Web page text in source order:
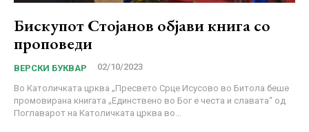
Бискупот Стојанов објави книга со
проповеди
ВЕРСКИ БУКВАР 02/10/2023
Во Католичката црква „Пресвето Срце Исусово во Битола беше
промовирана книгата „Единствено во Бог е честа и славата“ од
Поглаварот на Католичката црква во...